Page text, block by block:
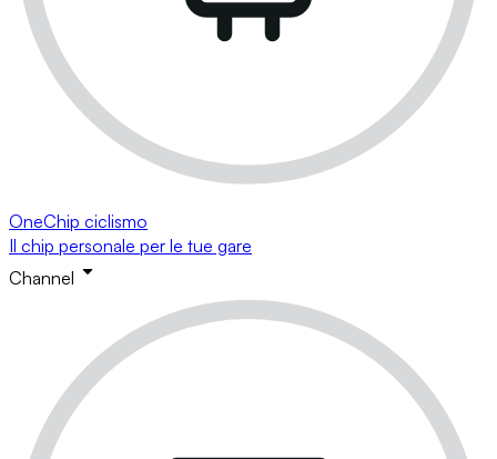
OneChip ciclismo
Il chip personale per le tue gare
Channel